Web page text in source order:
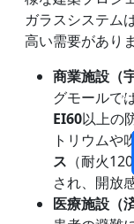
ガラスシステム
高い需要がありま
商業施設（
グモールでは
EI60以上の
トリウムや
ス （耐火
され、開放
医療施設（